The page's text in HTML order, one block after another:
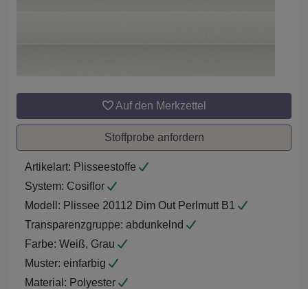
Auf den Merkzettel
Stoffprobe anfordern
Artikelart: Plisseestoffe
System: Cosiflor
Modell: Plissee 20112 Dim Out Perlmutt B1
Transparenzgruppe: abdunkelnd
Farbe: Weiß, Grau
Muster: einfarbig
Material: Polyester